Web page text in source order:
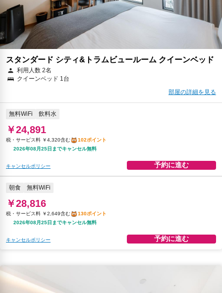
スタンダード シティ&トラムビュールーム クイーンベッド
利用人数 2名
クイーンベッド 1台
部屋の詳細を見る
無料WiFi 飲料水
￥24,891
税・サービス料 ￥4,320含む
102ポイント
2026年08月25日までキャンセル無料
キャンセルポリシー 予約に進む
朝食 無料WiFi
￥28,816
税・サービス料 ￥2,649含む
130ポイント
2026年08月25日までキャンセル無料
キャンセルポリシー 予約に進む